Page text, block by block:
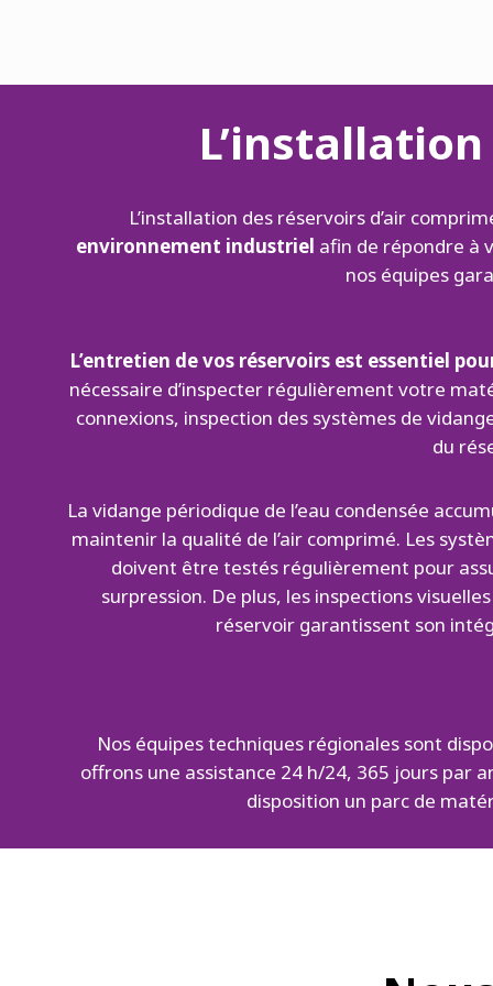
L’installation des réservoirs d’air
environnement industriel afin de répondre à
nos équipes
L’entretien de vos réservoirs est essentiel
nécessaire d’inspecter régulièrement votre
connexions, inspection des systèmes de
du
La vidange périodique de l’eau condensée
maintenir la qualité de l’air comprimé. Les
doivent être testés régulièrement pour
surpression. De plus, les inspections
réservoir garantissent son
Nos équipes techniques régionales sont
offrons une assistance 24 h/24, 365 jours par
disposition un parc de